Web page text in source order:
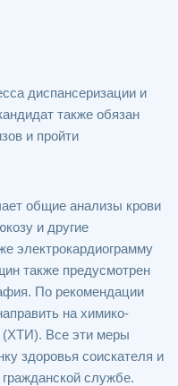
диспансеризации и
также обязан
и пройти
общие анализы крови
и другие
электрокардиограмму
также предусмотрен
По рекомендации
на химико-
(ХТИ). Все эти меры
здоровья соискателя и
гражданской службе.